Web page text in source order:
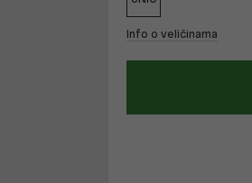
Info o veličinama